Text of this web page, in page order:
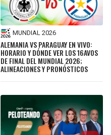
MUNDIAL 2026
ALEMANIA VS PARAGUAY EN VIVO:
HORARIO Y DÓNDE VER LOS 16AVOS
DE FINAL DEL MUNDIAL 2026;
ALINEACIONES Y PRONÓSTICOS